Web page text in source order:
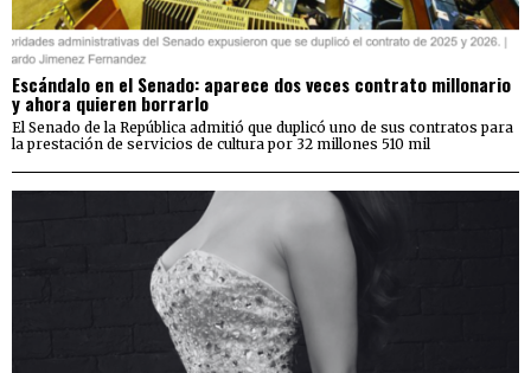
Escándalo en el Senado: aparece dos veces contrato millonario
y ahora quieren borrarlo
El Senado de la República admitió que duplicó uno de sus contratos para
la prestación de servicios de cultura por 32 millones 510 mil